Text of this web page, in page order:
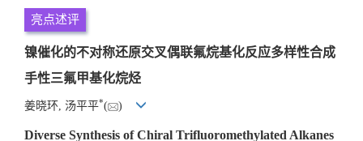
亮点述评
镍催化的不对称还原交叉偶联氟烷基化反应多样性合成
手性三氟甲基化烷烃
姜晓环, 汤平平*( )
Diverse Synthesis of Chiral Trifluoromethylated Alkanes